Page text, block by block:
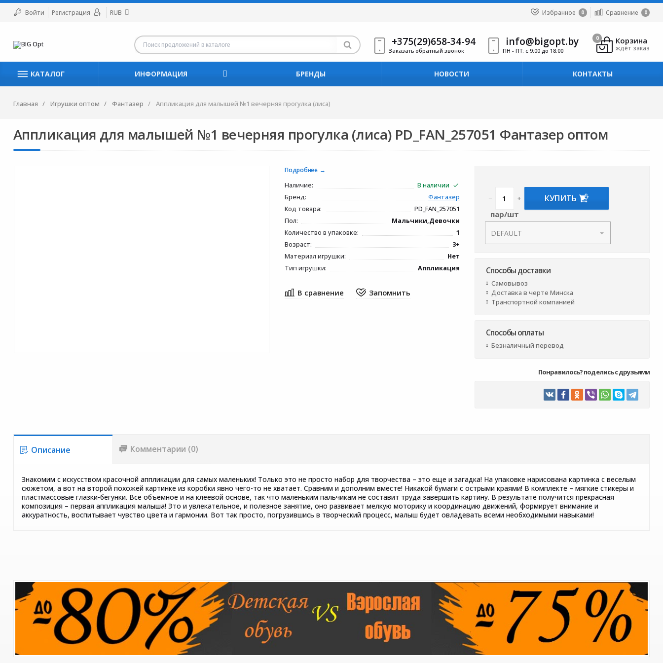
Войти Регистрация RUB Избранное 0 Сравнение 0
+375(29)658-34-94
Заказать обратный звонок
info@bigopt.by
ПН - ПТ: с 9:00 до 18:00
Корзина
ждёт заказ
0
КАТАЛОГ ИНФОРМАЦИЯ БРЕНДЫ НОВОСТИ КОНТАКТЫ
Главная Игрушки оптом Фантазер Аппликация для малышей №1 вечерняя прогулка (лиса)
Аппликация для малышей №1 вечерняя прогулка (лиса) PD_FAN_257051 Фантазер оптом
Подробнее
Наличие:
В наличии
Бренд:
Фантазер
Код товара:
PD_FAN_257051
Пол:
Мальчики,Девочки
Количество в упаковке:
1
Возраст:
3+
Материал игрушки:
Нет
Тип игрушки:
Аппликация
− +
пар/шт
КУПИТЬ
Способы доставки
Самовывоз
Доставка в черте Минска
Транспортной компанией
Способы оплаты
Безналичный перевод
Понравилось? поделись с друзьями
Описание Комментарии (0)
Знакомим с искусством красочной аппликации для самых маленьких! Только это не просто набор для творчества – это еще и загадка! На упаковке нарисована картинка с веселым
сюжетом, а вот на второй похожей картинке из коробки явно чего-то не хватает. Сравним и дополним вместе! Никакой бумаги с острыми краями! В комплекте – мягкие стикеры и
пластмассовые глазки-бегунки. Все объемное и на клеевой основе, так что маленьким пальчикам не составит труда завершить картину. В результате получится прекрасная
композиция – первая аппликация малыша! Это и увлекательное, и полезное занятие, оно развивает мелкую моторику и координацию движений, формирует внимание и
аккуратность, воспитывает чувство цвета и гармонии. Вот так просто, погрузившись в творческий процесс, малыш будет овладевать всеми необходимыми навыками!